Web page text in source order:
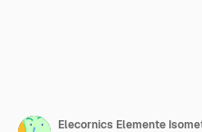
Elecornics Elemente